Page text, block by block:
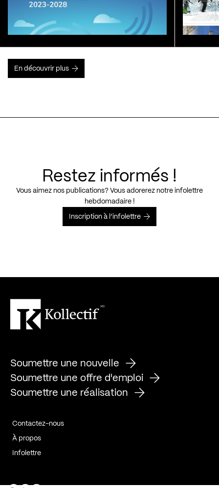
En découvrir plus
Restez informés !
Vous aimez nos publications? Vous adorerez notre infolettre
hebdomadaire !
Inscription à l’infolettre
Soumettre une nouvelle
Soumettre une offre d'emploi
Soumettre une réalisation
Contactez-nous
À propos
Infolettre